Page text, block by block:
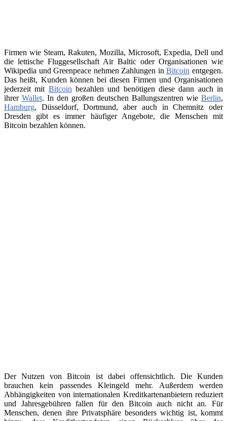
Firmen wie Steam, Rakuten, Mozilla, Microsoft, Expedia, Dell und
die lettische Fluggesellschaft Air Baltic oder Organisationen wie
Wikipedia und Greenpeace nehmen Zahlungen inBitcoin entgegen.
Das heißt, Kunden können bei diesen Firmen und Organisationen
jederzeit mit Bitcoin bezahlen und benötigen diese dann auch in
ihrer Wallet. In den großen deutschen Ballungszentren wie Berlin,
Hamburg, Düsseldorf, Dortmund, aber auch in Chemnitz oder
Dresden gibt es immer häufiger Angebote, die Menschen mit
Bitcoin bezahlen können.
Der Nutzen von Bitcoin ist dabei offensichtlich. Die Kunden
brauchen kein passendes Kleingeld mehr. Außerdem werden
Abhängigkeiten von internationalen Kreditkartenanbietern reduziert
und Jahresgebühren fallen für den Bitcoin auch nicht an. Für
Menschen, denen ihre Privatsphäre besonders wichtig ist, kommt